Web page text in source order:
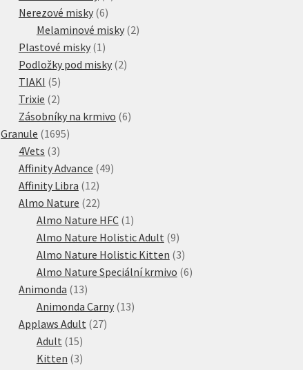
Nerezové misky 66
produktů
Melaminové misky 22
Plastové misky 11
produkt
Podložky pod misky 22
TIAKI 55
produktů
Trixie 22
produkty
Zásobníky na krmivo 66
Granule 16951695
4Vets 33
produkty
Affinity Advance 4949
Affinity Libra 1212
produktů
Almo Nature 2222
produktů
Almo Nature HFC 11
produkt
Almo Nature Holistic Adult 99
produktů
Almo Nature Holistic Kitten 33
produkty
Almo Nature Speciální krmivo 66
Animonda 1313
produktů
Animonda Carny 1313
Applaws Adult 2727
Adult 1515
produktů
Kitten 33